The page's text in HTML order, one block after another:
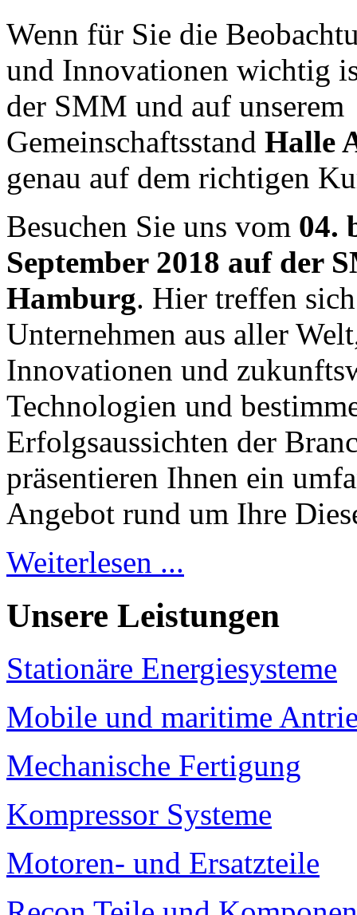
Wenn für Sie die
und Innovationen wichtig
der SMM und auf unserem
Gemeinschaftsstand Halle
genau auf dem richtigen
Besuchen Sie uns vom 04.
September 2018 auf der
Hamburg. Hier treffen
Unternehmen aus aller
Innovationen und
Technologien und
Erfolgsaussichten der
präsentieren Ihnen ein
Angebot rund um Ihre
Weiterlesen ...
Unsere Leistungen
Stationäre Energiesysteme
Mobile und maritime
Mechanische Fertigung
Kompressor Systeme
Motoren- und Ersatzteile